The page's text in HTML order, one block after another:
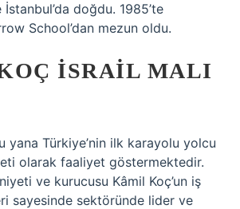
İstanbul’da doğdu. 1985’te
School’dan mezun oldu.
İSRAIL MALI
yana Türkiye’nin ilk karayolu yolcu
olarak faaliyet göstermektedir.
ve kurucusu Kâmil Koç’un iş
sayesinde sektöründe lider ve